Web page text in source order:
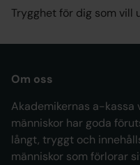
Trygghet för dig som vill
Om oss
Akademikernas a-kassa
människor har goda
långt, tryggt och
människor som förlorar